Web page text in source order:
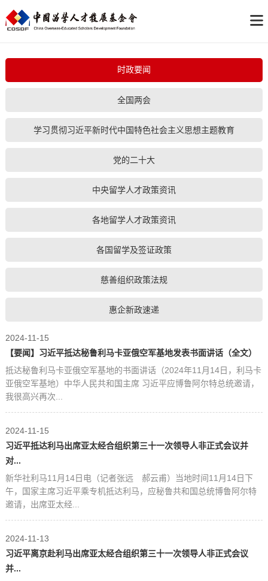
时政要闻
全国两会
学习贯彻习近平新时代中国特色社会主义思想主题教育
党的二十大
中央留学人才政策资讯
各地留学人才政策资讯
各国留学及签证政策
慈善组织政策法规
惠企新政速递
2024-11-15
【要闻】习近平抵达秘鲁利马卡亚俄空军基地发表书面讲话（全文）
抵达秘鲁利马卡亚俄空军基地的书面讲话（2024年11月14日，利马卡
亚俄空军基地）中华人民共和国主席 习近平应博鲁阿尔特总统邀请，
我很高兴再次...
2024-11-15
习近平抵达利马出席亚太经合组织第三十一次领导人非正式会议并
对...
新华社利马11月14日电（记者张远 郝云甫）当地时间11月14日下
午，国家主席习近平乘专机抵达利马，应秘鲁共和国总统博鲁阿尔特
邀请，出席亚太经...
2024-11-13
习近平离京赴利马出席亚太经合组织第三十一次领导人非正式会议
并...